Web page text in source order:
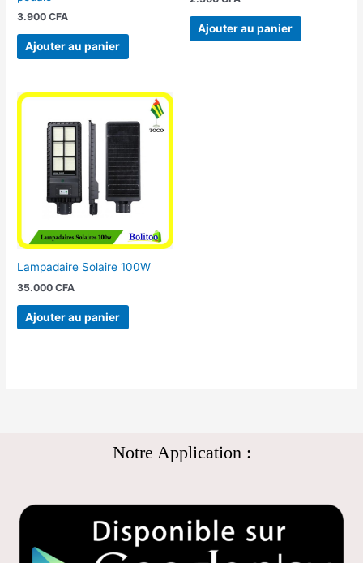
3.900CFA
Ajouter au panier
Ajouter au panier
Lampadaire Solaire 100W
35.000CFA
Ajouter au panier
Notre Application :